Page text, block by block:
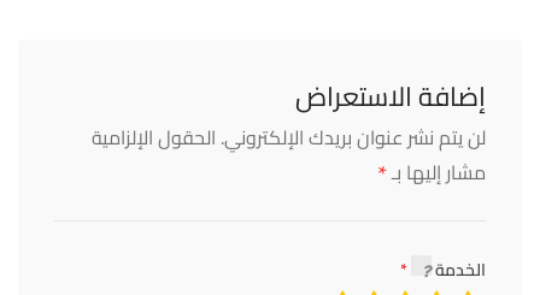
إضافة الاستعراض
لن يتم نشر عنوان بريدك الإلكتروني. الحقول الإلزامية
مشار إليها بـ*
الخدمة